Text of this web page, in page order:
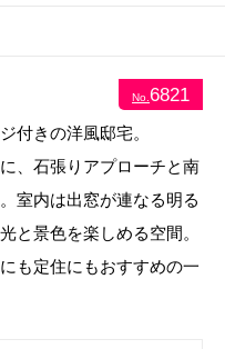
No.6821
付きの洋風邸宅。
、石張りアプローチと南
室内は出窓が連なる明る
と景色を楽しめる空間。
も定住にもおすすめの一